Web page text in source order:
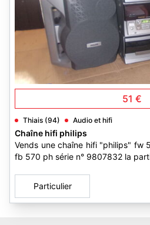
51 €
Thiais (94) Audio et hifi
Chaîne hifi philips
Vends une chaîne hifi "philips" fw
fb 570 ph série n° 9807832 la
Particulier